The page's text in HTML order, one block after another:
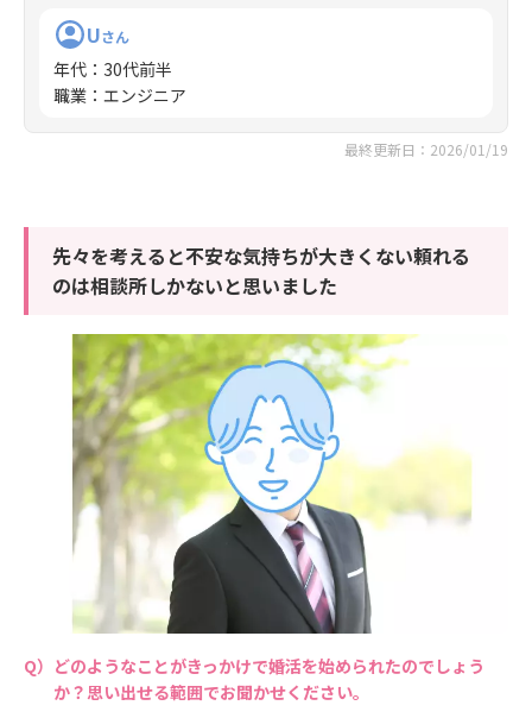
Uさん
年代 ： 30代前半
職業 ： エンジニア
最終更新日：2026/01/19
先々を考えると不安な気持ちが大きくない頼れる
のは相談所しかないと思いました
どのようなことがきっかけで婚活を始められたのでしょう
か？思い出せる範囲でお聞かせください。